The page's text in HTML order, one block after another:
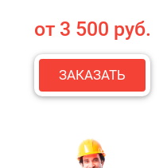
от 3 500 руб.
ЗАКАЗАТЬ